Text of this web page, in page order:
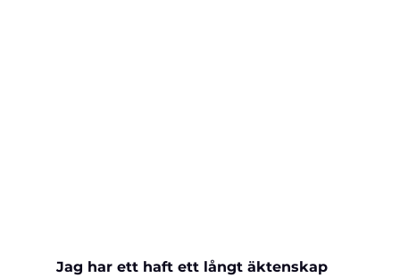
Jag har ett haft ett långt äktenskap